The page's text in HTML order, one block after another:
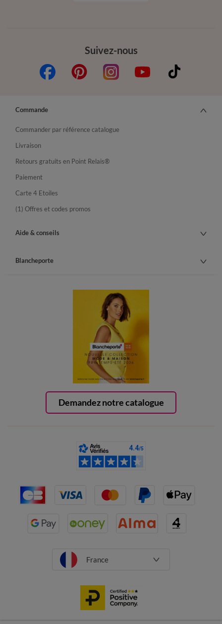
Suivez-nous
Demandez notre catalogue
Commande
Commander par référence catalogue
Livraison
Retours gratuits en Point Relais®
Paiement
Carte 4 Etoiles
(1) Offres et codes promos
Aide & conseils
Blancheporte
France